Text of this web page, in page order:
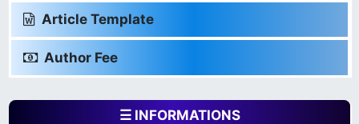
Article Template
Author Fee
☰ INFORMATIONS